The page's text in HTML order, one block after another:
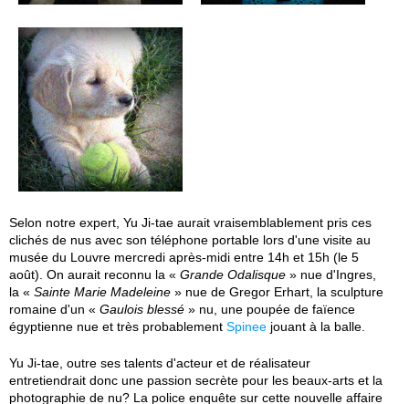
Selon notre expert, Yu Ji-tae aurait vraisemblablement pris ces
clichés de nus avec son téléphone portable lors d'une visite au
musée du Louvre mercredi après-midi entre 14h et 15h (le 5
août). On aurait reconnu la « Grande Odalisque » nue d'Ingres,
la « Sainte Marie Madeleine » nue de Gregor Erhart, la sculpture
romaine d'un « Gaulois blessé » nu, une poupée de faïence
égyptienne nue et très probablement Spinee jouant à la balle.
Yu Ji-tae, outre ses talents d'acteur et de réalisateur
entretiendrait donc une passion secrète pour les beaux-arts et la
photographie de nu? La police enquête sur cette nouvelle affaire